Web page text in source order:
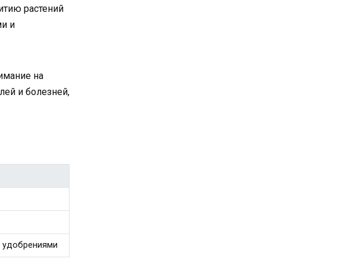
растений
и
на
и болезней,
удобрениями